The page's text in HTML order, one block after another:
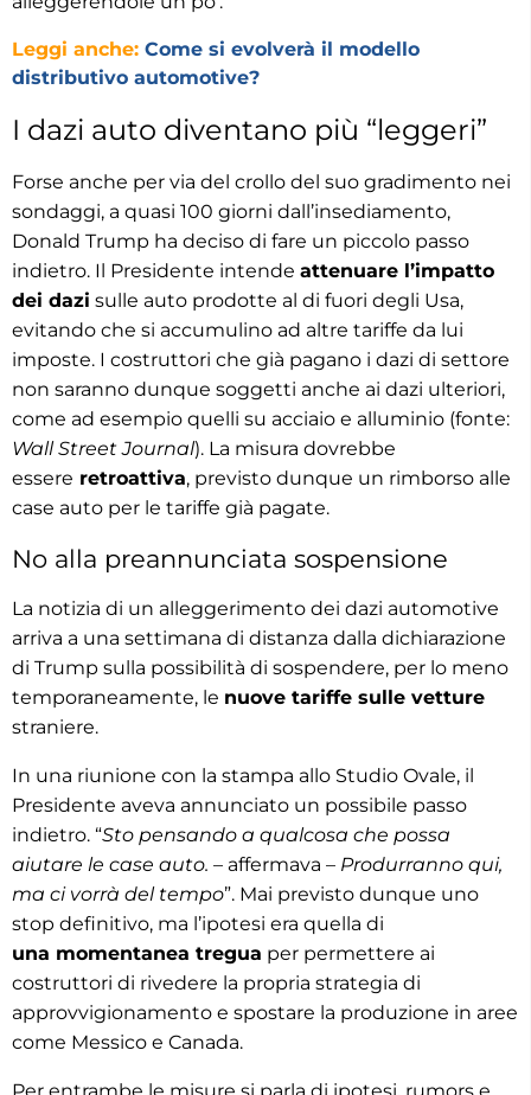
Leggi anche: Come si evolverà il modello
distributivo automotive?
I dazi auto diventano più “leggeri”
Forse anche per via del crollo del suo gradimento nei
sondaggi, a quasi 100 giorni dall’insediamento,
Donald Trump ha deciso di fare un piccolo passo
indietro. Il Presidente intende attenuare l’impatto
dei dazi sulle auto prodotte al di fuori degli Usa,
evitando che si accumulino ad altre tariffe da lui
imposte. I costruttori che già pagano i dazi di settore
non saranno dunque soggetti anche ai dazi ulteriori,
come ad esempio quelli su acciaio e alluminio (fonte:
Wall Street Journal). La misura dovrebbe
essere retroattiva, previsto dunque un rimborso alle
case auto per le tariffe già pagate.
No alla preannunciata sospensione
La notizia di un alleggerimento dei dazi automotive
arriva a una settimana di distanza dalla dichiarazione
di Trump sulla possibilità di sospendere, per lo meno
temporaneamente, le nuove tariffe sulle vetture
straniere.
In una riunione con la stampa allo Studio Ovale, il
Presidente aveva annunciato un possibile passo
indietro. “Sto pensando a qualcosa che possa
aiutare le case auto. – affermava – Produrranno qui,
ma ci vorrà del tempo”. Mai previsto dunque uno
stop definitivo, ma l’ipotesi era quella di
una momentanea tregua per permettere ai
costruttori di rivedere la propria strategia di
approvvigionamento e spostare la produzione in aree
come Messico e Canada.